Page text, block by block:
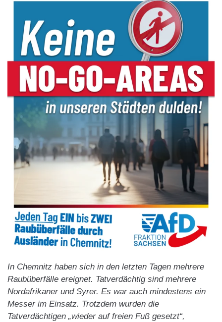
In Chemnitz haben sich in den letzten Tagen mehrere
Raubüberfälle ereignet. Tatverdächtig sind mehrere
Nordafrikaner und Syrer. Es war auch mindestens ein
Messer im Einsatz. Trotzdem wurden die
Tatverdächtigen „wieder auf freien Fuß gesetzt“,